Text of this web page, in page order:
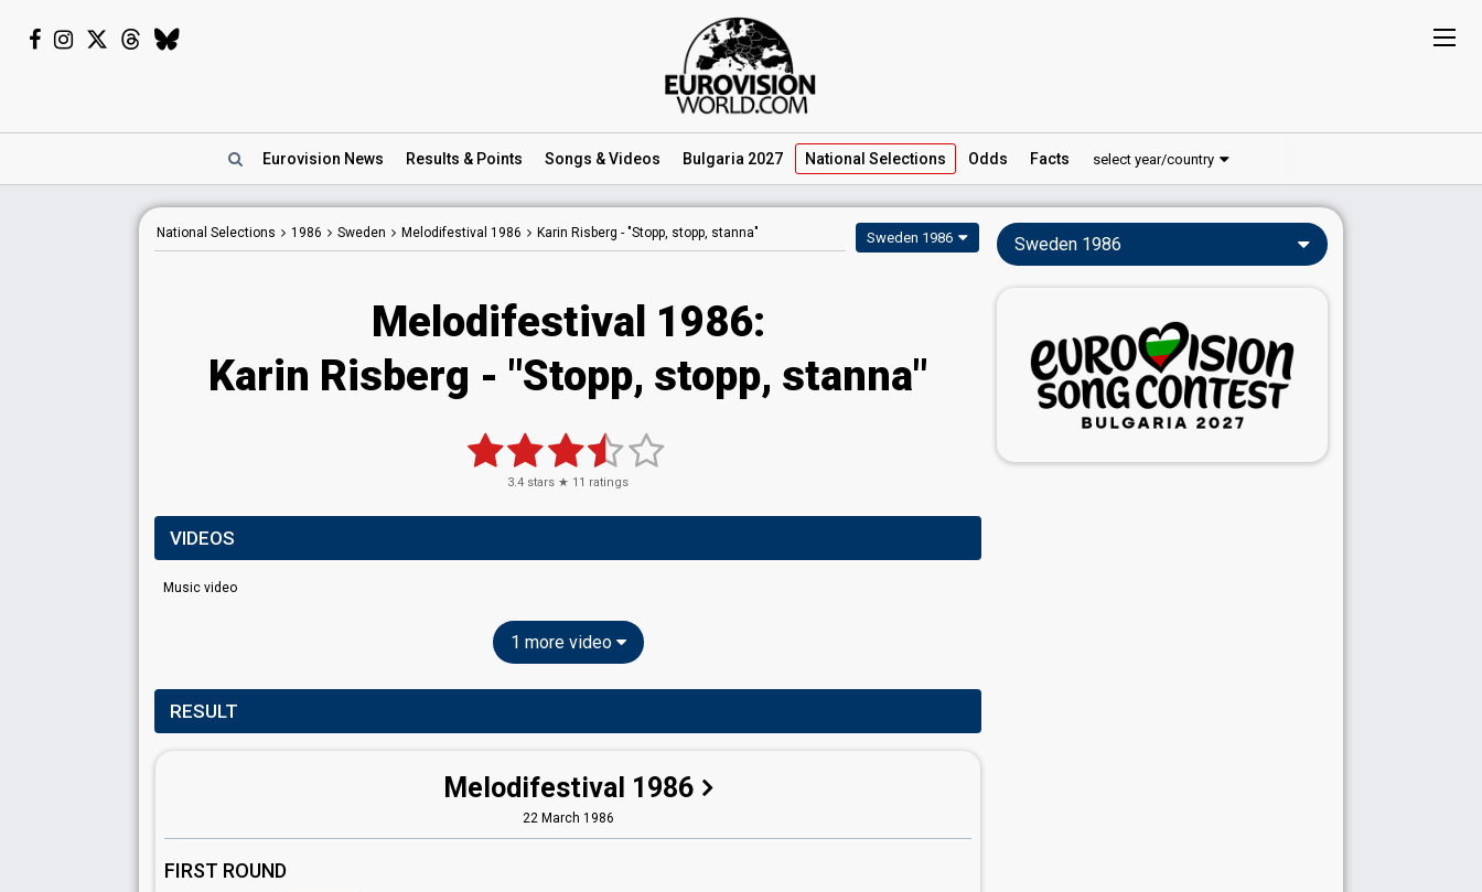
Eurovision News Results & Points Songs & Videos Bulgaria 2027 National Selections Odds Facts select year/country
National Selections 1986 Sweden Melodifestival 1986 Karin Risberg - "Stopp, stopp, stanna" Sweden 1986
Melodifestival 1986:
Karin Risberg - "Stopp, stopp, stanna"
3.4 stars ★ 11 ratings
VIDEOS
Music video
1 more video
RESULT
Melodifestival 1986
22 March 1986
FIRST ROUND
Sweden 1986